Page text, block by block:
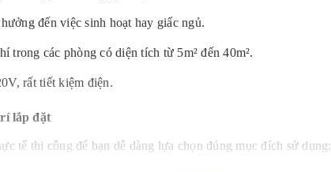
đến việc sinh hoạt hay giấc ngủ.
trong các phòng có diện tích từ 5m² đến 40m².
rất tiết kiệm điện.
lắp đặt
tế thi công để bạn dễ dàng lựa chọn đúng mục đích sử dụng: